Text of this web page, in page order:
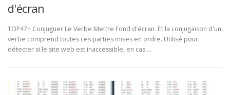
d'écran
TOP47+ Conjuguer Le Verbe Mettre Fond d'écran. Et la conjugaison d'un
verbe comprend toutes ces parties mises en ordre. Utilisé pour
détecter si le site web est inaccessible, en cas …